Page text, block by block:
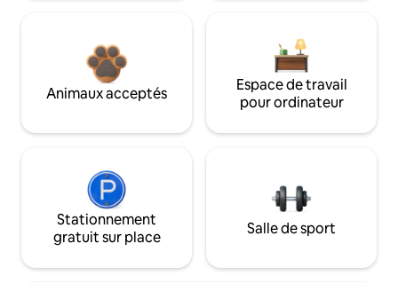
Animaux acceptés
Espace de travail
pour ordinateur
Stationnement
gratuit sur place
Salle de sport